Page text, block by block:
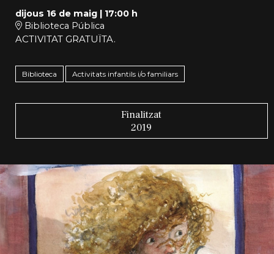
dijous 16 de maig| 17:00 h
Biblioteca Pública
ACTIVITAT GRATUÏTA.
Biblioteca Activitats infantils i/o familiars
Finalitzat
2019